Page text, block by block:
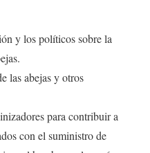
y los políticos sobre la
las abejas y otros
para contribuir a
con el suministro de